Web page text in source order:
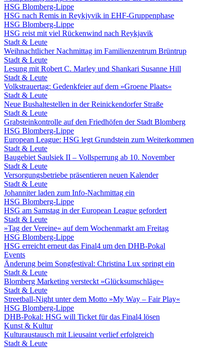
HSG Blomberg-Lippe
HSG nach Remis in Reykjyvik in EHF-Gruppenphase
HSG Blomberg-Lippe
HSG reist mit viel Rückenwind nach Reykjavik
Stadt & Leute
Weihnachtlicher Nachmittag im Familienzentrum Brüntrup
Stadt & Leute
Lesung mit Robert C. Marley und Shankari Susanne Hill
Stadt & Leute
Volkstrauertag: Gedenkfeier auf dem »Groene Plaats«
Stadt & Leute
Neue Bushaltestellen in der Reinickendorfer Straße
Stadt & Leute
Grabsteinkontrolle auf den Friedhöfen der Stadt Blomberg
HSG Blomberg-Lippe
European League: HSG legt Grundstein zum Weiterkommen
Stadt & Leute
Baugebiet Saulsiek II – Vollsperrung ab 10. November
Stadt & Leute
Versorgungsbetriebe präsentieren neuen Kalender
Stadt & Leute
Johanniter laden zum Info-Nachmittag ein
HSG Blomberg-Lippe
HSG am Samstag in der European League gefordert
Stadt & Leute
»Tag der Vereine« auf dem Wochenmarkt am Freitag
HSG Blomberg-Lippe
HSG erreicht erneut das Final4 um den DHB-Pokal
Events
Änderung beim Songfestival: Christina Lux springt ein
Stadt & Leute
Blomberg Marketing versteckt »Glücksumschläge«
Stadt & Leute
Streetball-Night unter dem Motto »My Way – Fair Play«
HSG Blomberg-Lippe
DHB-Pokal: HSG will Ticket für das Final4 lösen
Kunst & Kultur
Kulturaustausch mit Lieusaint verlief erfolgreich
Stadt & Leute